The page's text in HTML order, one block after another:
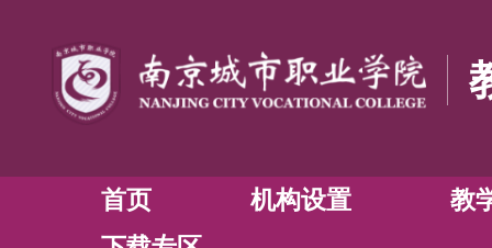
首页 机构设置